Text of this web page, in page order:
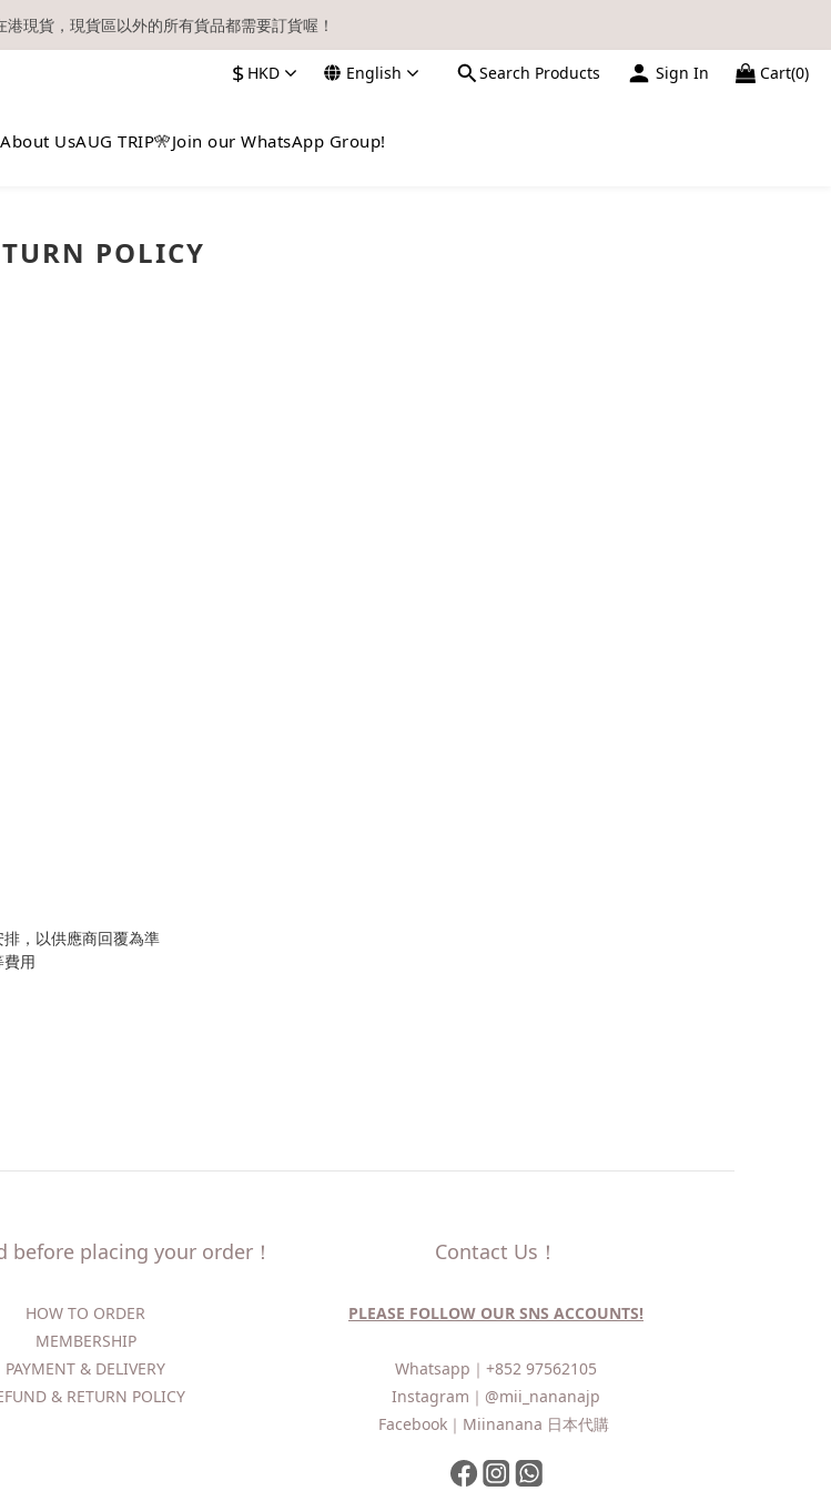
港現貨，現貨區以外的所有貨品都需要訂貨喔！
港現貨，現貨區以外的所有貨品都需要訂貨喔！
』購物。如非登入後購物，將不會獲發會員點數，亦不設補發，敬請諒解。
$ HKD English Search Products Sign In Cart(0)
About UsAUG TRIP🎌Join our WhatsApp Group!
POLICY
，以供應商回覆為準
用
before placing your order！
HOW TO ORDER​
MEMBERSHIP
PAYMENT & DELIVERY
& RETURN POLICY
Contact Us！
PLEASE FOLLOW OUR SNS ACCOUNTS!
Whatsapp｜ +852 97562105
Instagram｜ @mii_nananajp
Facebook｜ Miinanana 日本代購